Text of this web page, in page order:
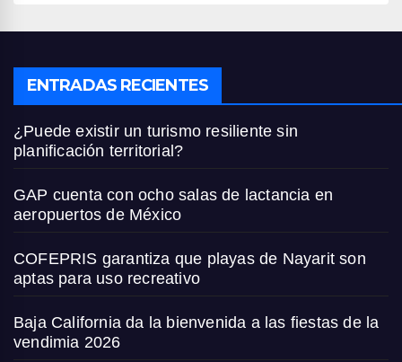
ENTRADAS RECIENTES
¿Puede existir un turismo resiliente sin
planificación territorial?
GAP cuenta con ocho salas de lactancia en
aeropuertos de México
COFEPRIS garantiza que playas de Nayarit son
aptas para uso recreativo
Baja California da la bienvenida a las fiestas de la
vendimia 2026